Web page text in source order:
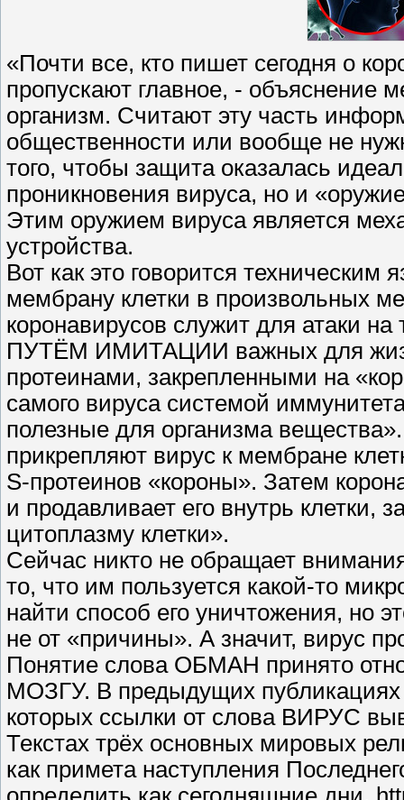
«Почти все, кто пишет сегодня о
пропускают главное, - объяснение
организм. Считают эту часть
общественности или вообще не
того, чтобы защита оказалась
проникновения вируса, но и
Этим оружием вируса является
устройства.
Вот как это говорится
мембрану клетки в произвольных
коронавирусов служит для атаки
ПУТЁМ ИМИТАЦИИ важных для
протеинами, закрепленными на
самого вируса системой
полезные для организма
прикрепляют вирус к мембране
S-протеинов «короны». Затем
и продавливает его внутрь клетки,
цитоплазму клетки».
Сейчас никто не обращает
то, что им пользуется какой-то
найти способ его уничтожения, но
не от «причины». А значит, вирус
Понятие слова ОБМАН принято
МОЗГУ. В предыдущих публикациях
которых ссылки от слова ВИРУС
Текстах трёх основных мировых
как примета наступления